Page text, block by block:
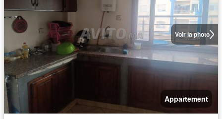
Voir la photo
Appartement